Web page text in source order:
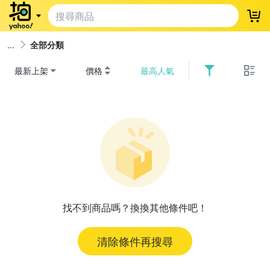
登
全部分類
最新上架 價格 最高人氣
找不到商品嗎？換換其他條件吧！
清除條件再搜尋